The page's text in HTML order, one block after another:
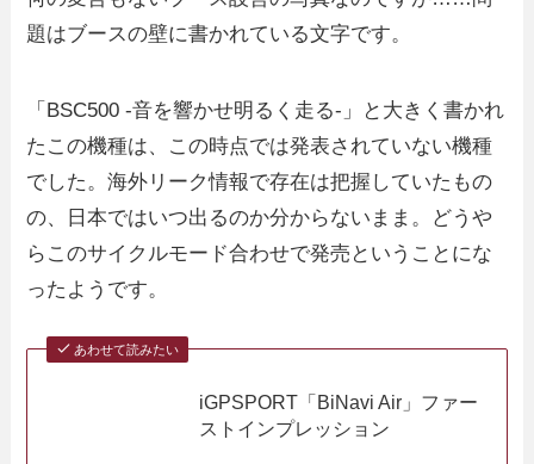
題はブースの壁に書かれている文字です。
「BSC500 -音を響かせ明るく走る-」と大きく書かれ
たこの機種は、この時点では発表されていない機種
でした。海外リーク情報で存在は把握していたもの
の、日本ではいつ出るのか分からないまま。どうや
らこのサイクルモード合わせで発売ということにな
ったようです。
あわせて読みたい
iGPSPORT「BiNavi Air」ファー
ストインプレッション